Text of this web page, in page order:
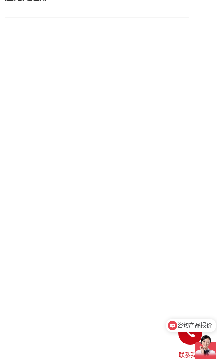
联系我们
咨询产品报价